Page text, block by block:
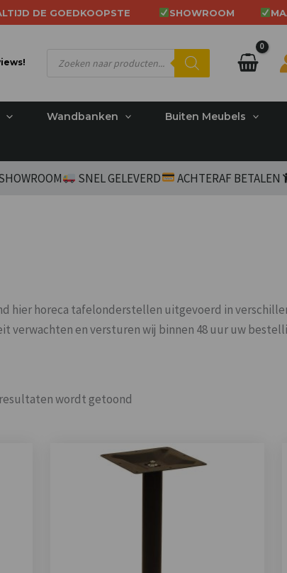
DE GOEDKOOPSTE SHOWROOM
zoeken
Wandbanken Buiten Meubels
SNEL GELEVERD ACHTERAF BETALEN
hier horeca tafelonderstellen uitgevoerd in
verwachten en versturen wij binnen 48 uur uw
resultaten wordt getoond